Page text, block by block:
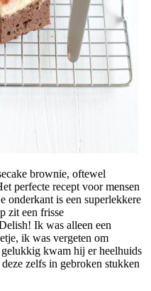
brownie, oftewel
perfecte recept voor mensen
onderkant is een superlekkere
zit een frisse
Ik was alleen een
ik was vergeten om
kwam hij er heelhuids
zelfs in gebroken stukken